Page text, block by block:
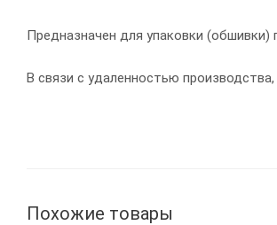
Предназначен для упаковки (обшивки)
В связи с удаленностью
Похожие товары